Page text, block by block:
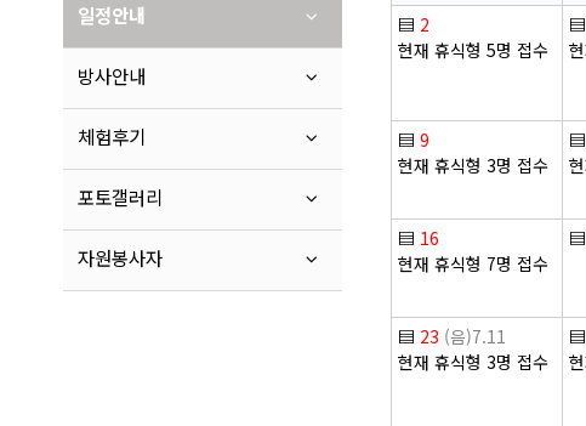
일정안내
방사안내
체험후기
포토갤러리
자원봉사자
▤ 2
현재 휴식형 5명 접수
▤
▤ 9
현재 휴식형 3명 접수
▤
▤ 16
현재 휴식형 7명 접수
▤
▤ 23 (음)7.11
현재 휴식형 3명 접수
▤